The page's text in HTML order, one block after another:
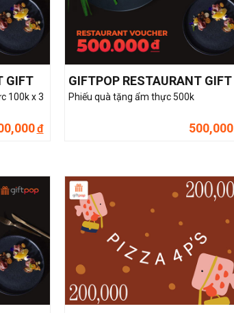
GIFT
100k x 3
đ
GIFTPOP RESTAURANT GIFT
Phiếu quà tặng ẩm thực 500k
500,000